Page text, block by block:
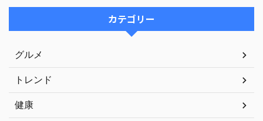
カテゴリー
グルメ
トレンド
健康